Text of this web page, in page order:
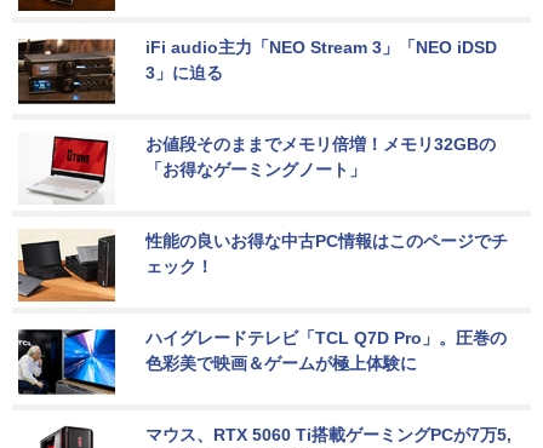
iFi audio主力「NEO Stream 3」「NEO iDSD
3」に迫る
お値段そのままでメモリ倍増！メモリ32GBの
「お得なゲーミングノート」
性能の良いお得な中古PC情報はこのページでチ
ェック！
ハイグレードテレビ「TCL Q7D Pro」。圧巻の
色彩美で映画＆ゲームが極上体験に
マウス、RTX 5060 Ti搭載ゲーミングPCが7万5,